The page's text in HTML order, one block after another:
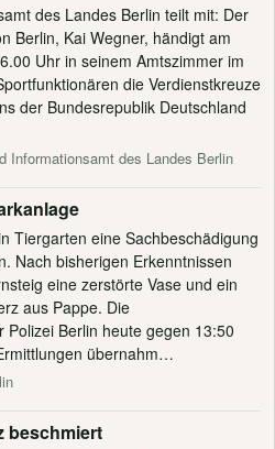
des Landes Berlin teilt mit: Der
Berlin, Kai Wegner, händigt am
Uhr in seinem Amtszimmer im
die Verdienstkreuze
der Bundesrepublik Deutschland
Informationsamt des Landes Berlin
Tiergarten eine Sachbeschädigung
Nach bisherigen Erkenntnissen
eine zerstörte Vase und ein
aus Pappe. Die
Berlin heute gegen 13:50
übernahm…
beschmiert